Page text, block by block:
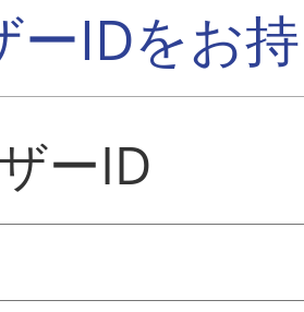
ーIDをお
ーID